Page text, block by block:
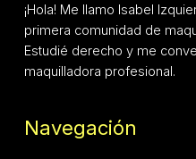
¡Hola! Me llamo Isabel
primera comunidad de
Estudié derecho y me
maquilladora profesional.
Navegación